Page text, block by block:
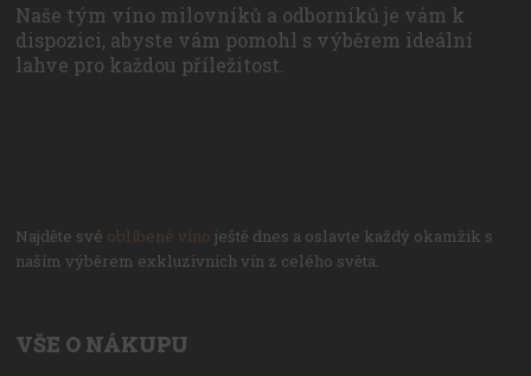
Naše tým víno milovníků a odborníků je vám k
dispozici, abyste vám pomohl s výběrem ideální
lahve pro každou příležitost.
Najděte své oblíbené víno ještě dnes a oslavte každý okamžik s
naším výběrem exkluzivních vín z celého světa.
VŠE O NÁKUPU